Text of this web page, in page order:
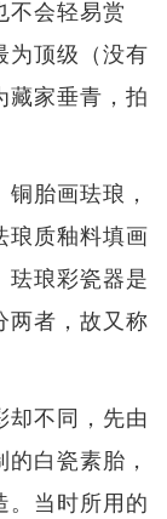
不会轻易赏
为顶级（没有
藏家垂青，拍
胎画珐琅，
琅质釉料填画
珐琅彩瓷器是
两者，故又称
却不同，先由
白瓷素胎，
。当时所用的